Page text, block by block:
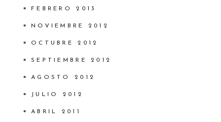
FEBRERO 2013
NOVIEMBRE 2012
OCTUBRE 2012
SEPTIEMBRE 2012
AGOSTO 2012
JULIO 2012
ABRIL 2011